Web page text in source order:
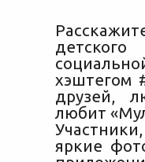
хэштегом
друзей,
любит
яркие